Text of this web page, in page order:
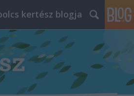
kertész blogja